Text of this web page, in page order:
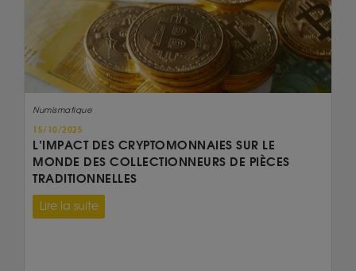
Numismatique
15/10/2025
L’IMPACT DES CRYPTOMONNAIES SUR LE
MONDE DES COLLECTIONNEURS DE PIÈCES
TRADITIONNELLES
Lire la suite